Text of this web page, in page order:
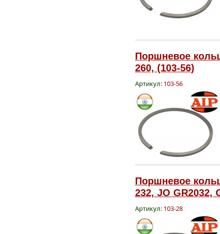
Поршневое
260, (103-56)
Артикул: 103-56
Поршневое
232, JO GR2032,
Артикул: 103-28